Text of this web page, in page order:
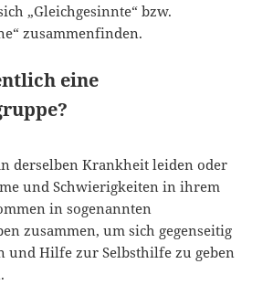
„Gleichgesinnte“ bzw.
zusammenfinden.
eine
derselben Krankheit leiden oder
und Schwierigkeiten in ihrem
in sogenannten
zusammen, um sich gegenseitig
und Hilfe zur Selbsthilfe zu geben